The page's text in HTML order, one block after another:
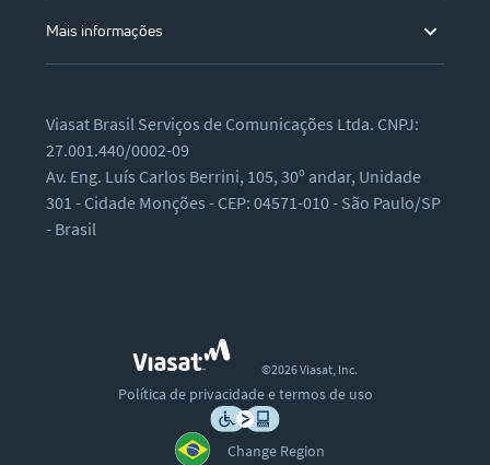
Mais informações
Viasat Brasil Serviços de Comunicações Ltda. CNPJ:
27.001.440/0002-09
Av. Eng. Luís Carlos Berrini, 105, 30º andar, Unidade
301 - Cidade Monções - CEP: 04571-010 - São Paulo/SP
- Brasil
©2026 Viasat, Inc.
Política de privacidade e termos de uso
Change Region